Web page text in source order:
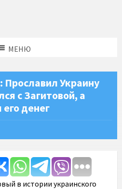
МЕНЮ
Прославил Украину
с Загитовой, а
денег
в истории украинского